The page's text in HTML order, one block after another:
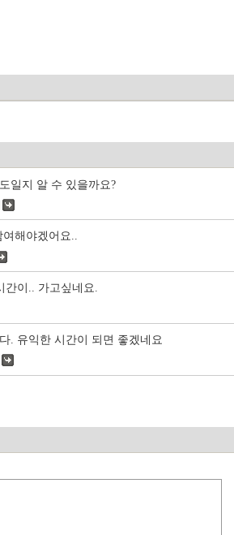
일지 알 수 있을까요?
삭
글
해야겠어요..
이.. 가고싶네요.
. 유익한 시간이 되면 좋겠네요